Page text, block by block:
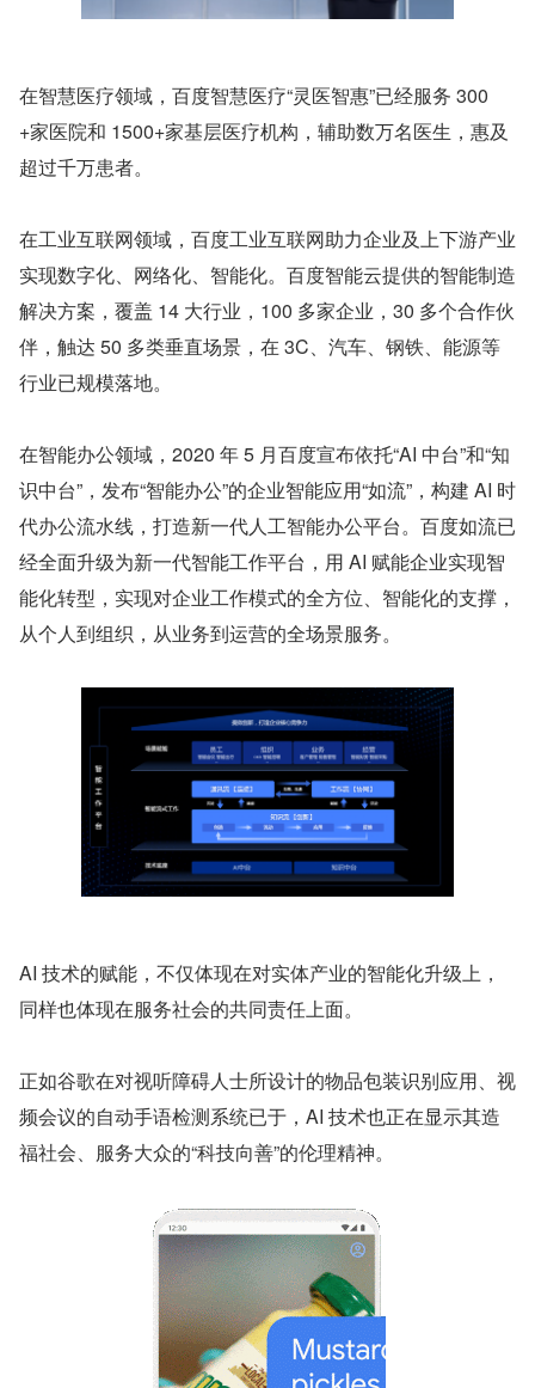
在智慧医疗领域，百度智慧医疗“灵医智惠”已经服务 300
+家医院和 1500+家基层医疗机构，辅助数万名医生，惠及
超过千万患者。
在工业互联网领域，百度工业互联网助力企业及上下游产业
实现数字化、网络化、智能化。百度智能云提供的智能制造
解决方案，覆盖 14 大行业，100 多家企业，30 多个合作伙
伴，触达 50 多类垂直场景，在 3C、汽车、钢铁、能源等
行业已规模落地。
在智能办公领域，2020 年 5 月百度宣布依托“AI 中台”和“知
识中台”，发布“智能办公”的企业智能应用“如流”，构建 AI 时
代办公流水线，打造新一代人工智能办公平台。百度如流已
经全面升级为新一代智能工作平台，用 AI 赋能企业实现智
能化转型，实现对企业工作模式的全方位、智能化的支撑，
从个人到组织，从业务到运营的全场景服务。
AI 技术的赋能，不仅体现在对实体产业的智能化升级上，
同样也体现在服务社会的共同责任上面。
正如谷歌在对视听障碍人士所设计的物品包装识别应用、视
频会议的自动手语检测系统已于，AI 技术也正在显示其造
福社会、服务大众的“科技向善”的伦理精神。